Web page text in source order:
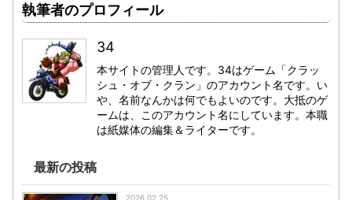
執筆者のプロフィール
34
本サイトの管理人です。34はゲーム「クラッ
シュ・オブ・クラン」のアカウント名です。い
や、名前なんかは何でもよいのです。大抵のゲ
ームは、このアカウント名にしています。本職
は紙媒体の編集＆ライターです。
最新の投稿
2026.02.25